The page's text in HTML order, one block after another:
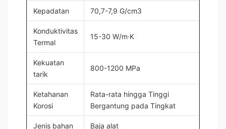
Kepadatan 70,7-7,9 G/cm3
Konduktivitas
Termal
15-30 W/m·K
Kekuatan
tarik
800-1200 MPa
Ketahanan
Korosi
Rata-rata hingga Tinggi
Bergantung pada Tingkat
Jenis bahan Baja alat